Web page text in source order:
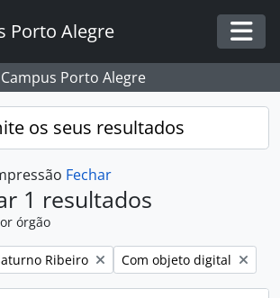
Porto Alegre
Porto Alegre
os seus resultados
Fechar
1 resultados
órgão
Ribeiro Remover filtro:
Com objeto digital